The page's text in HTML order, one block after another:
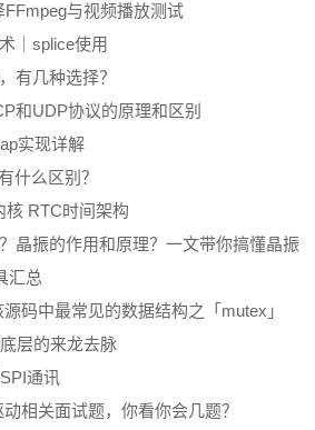
与视频播放测试
｜splice使用
有几种选择？
和UDP协议的原理和区别
实现详解
什么区别？
核 RTC时间架构
晶振的作用和原理？一文带你搞懂晶振
汇总
码中最常见的数据结构之「mutex」
层的来龙去脉
通讯
相关面试题，你看你会几题？